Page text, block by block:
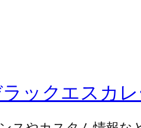
ックエスカ